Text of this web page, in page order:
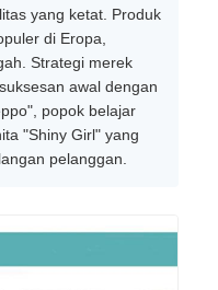
yang ketat. Produk
di Eropa,
Strategi merek
awal dengan
popok belajar
"Shiny Girl" yang
pelanggan.